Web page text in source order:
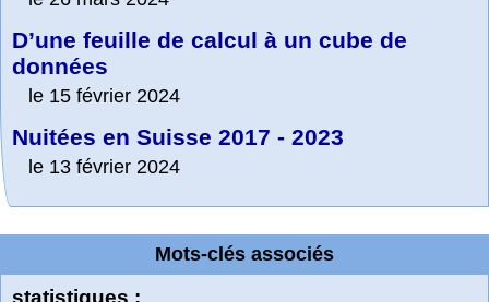
D’une feuille de calcul à un cube de
données
le 15 février 2024
Nuitées en Suisse 2017 - 2023
le 13 février 2024
Mots-clés associés
statistiques :